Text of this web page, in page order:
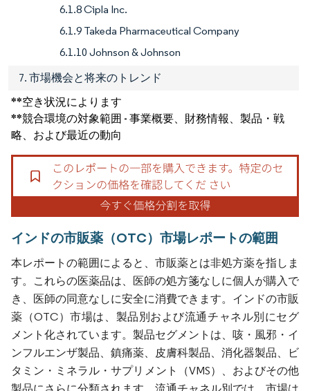
6.1.8 Cipla Inc.
6.1.9 Takeda Pharmaceutical Company
6.1.10 Johnson & Johnson
7. 市場機会と将来のトレンド
**空き状況によります
**競合環境の対象範囲 - 事業概要、財務情報、製品・戦
略、および最近の動向
インドの市販薬（OTC）市場レポートの範囲
本レポートの範囲によると、市販薬とは非処方薬を指しま
す。これらの医薬品は、医師の処方箋なしに個人が購入で
き、医師の同意なしに安全に消費できます。インドの市販
薬（OTC）市場は、製品別および流通チャネル別にセグ
メント化されています。製品セグメントは、咳・風邪・イ
ンフルエンザ製品、鎮痛薬、皮膚科製品、消化器製品、ビ
タミン・ミネラル・サプリメント（VMS）、およびその他